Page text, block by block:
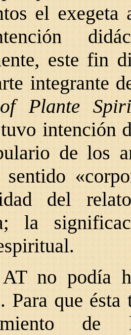
el
este fin
integrante
Plante
intención
de los
sentido
del
la
no podía
Para que
de